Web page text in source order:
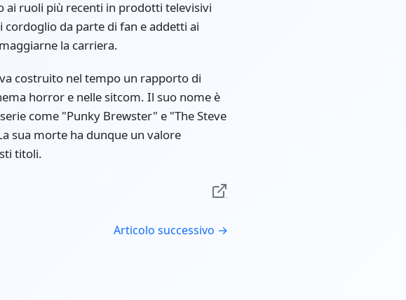
ai ruoli più recenti in prodotti televisivi
da parte di fan e addetti ai
la carriera.
costruito nel tempo un rapporto di
horror e nelle sitcom. Il suo nome è
come "Punky Brewster" e "The Steve
sua morte ha dunque un valore
titoli.
Articolo successivo →